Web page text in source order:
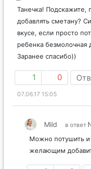
Танечка! Подскажите,
добавлять сметану?
вкусе, если просто
ребенка безмолочная
Заранее спасибо))
1 0
07.06.17 15:05
Mild в ответ
Можно потушить и
желающим